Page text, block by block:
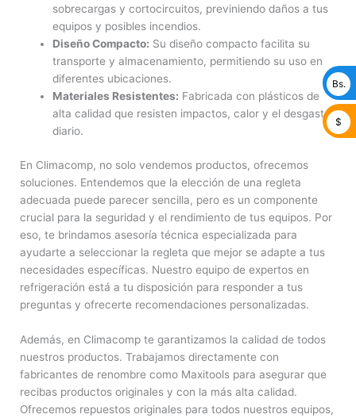
sobrecargas y cortocircuitos, previniendo daños a tus
equipos y posibles incendios.
Diseño Compacto: Su diseño compacto facilita su
transporte y almacenamiento, permitiendo su uso en
diferentes ubicaciones.
Materiales Resistentes: Fabricada con plásticos de
alta calidad que resisten impactos, calor y el desgaste
diario.
En Climacomp, no solo vendemos productos, ofrecemos
soluciones. Entendemos que la elección de una regleta
adecuada puede parecer sencilla, pero es un componente
crucial para la seguridad y el rendimiento de tus equipos. Por
eso, te brindamos asesoría técnica especializada para
ayudarte a seleccionar la regleta que mejor se adapte a tus
necesidades específicas. Nuestro equipo de expertos en
refrigeración está a tu disposición para responder a tus
preguntas y ofrecerte recomendaciones personalizadas.
Además, en Climacomp te garantizamos la calidad de todos
nuestros productos. Trabajamos directamente con
fabricantes de renombre como Maxitools para asegurar que
recibas productos originales y con la más alta calidad.
Ofrecemos repuestos originales para todos nuestros equipos,
Bs.
$